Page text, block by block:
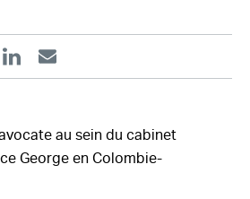
LinkedinEmail
au sein du cabinet
George en Colombie-